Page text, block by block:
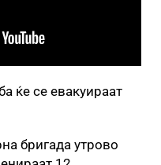
ќе се евакуираат
бригада утрово